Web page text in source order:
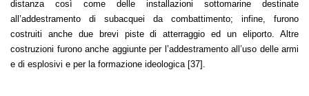
distanza così come delle installazioni sottomarine destinate
all’addestramento di subacquei da combattimento; infine, furono
costruiti anche due brevi piste di atterraggio ed un eliporto. Altre
costruzioni furono anche aggiunte per l’addestramento all’uso delle armi
e di esplosivi e per la formazione ideologica [37].